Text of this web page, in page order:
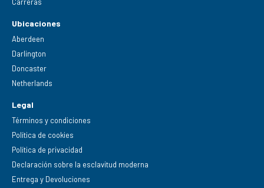
Ubicaciones
Aberdeen
Darlington
Doncaster
Netherlands
Legal
Términos y condiciones
Política de cookies
Política de privacidad
Declaración sobre la esclavitud moderna
Entrega y Devoluciones